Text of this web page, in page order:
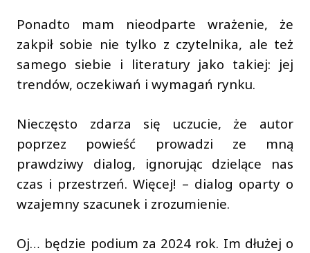
Ponadto mam nieodparte wrażenie, że
zakpił sobie nie tylko z czytelnika, ale też
samego siebie i literatury jako takiej: jej
trendów, oczekiwań i wymagań rynku.
Nieczęsto zdarza się uczucie, że autor
poprzez powieść prowadzi ze mną
prawdziwy dialog, ignorując dzielące nas
czas i przestrzeń. Więcej! – dialog oparty o
wzajemny szacunek i zrozumienie.
Oj… będzie podium za 2024 rok. Im dłużej o